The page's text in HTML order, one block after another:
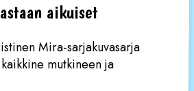
aikuiset
Mira-sarjakuvasarja
mutkineen ja